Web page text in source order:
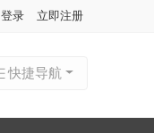
登录 立即注册
快捷导航